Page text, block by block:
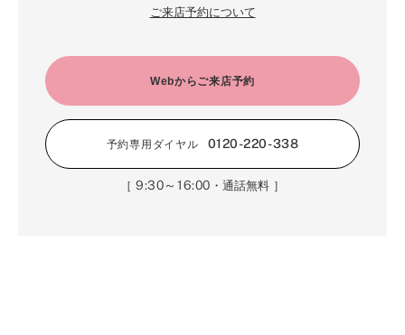
ご来店予約について
Webからご来店予約
予約専用ダイヤル 0120-220-338
［9:30～16:00 ・通話無料 ］